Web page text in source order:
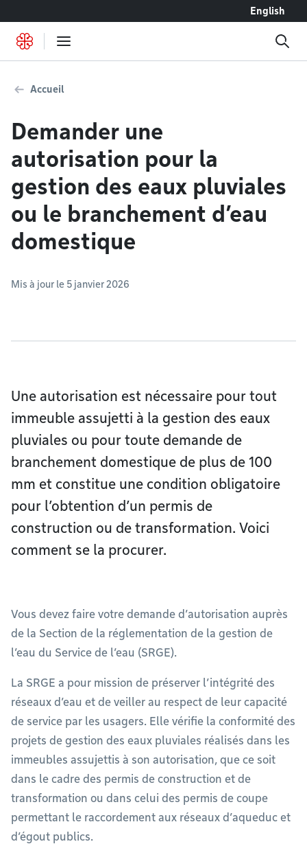
English
Accueil
Demander une
autorisation pour la
gestion des eaux pluviales
ou le branchement d’eau
domestique
Mis à jour le 5 janvier 2026
Une autorisation est nécessaire pour tout
immeuble assujetti à la gestion des eaux
pluviales ou pour toute demande de
branchement domestique de plus de 100
mm et constitue une condition obligatoire
pour l’obtention d’un permis de
construction ou de transformation. Voici
comment se la procurer.
Vous devez faire votre demande d’autorisation auprès
de la Section de la réglementation de la gestion de
l’eau du Service de l’eau (SRGE).
La SRGE a pour mission de préserver l’intégrité des
réseaux d’eau et de veiller au respect de leur capacité
de service par les usagers. Elle vérifie la conformité des
projets de gestion des eaux pluviales réalisés dans les
immeubles assujettis à son autorisation, que ce soit
dans le cadre des permis de construction et de
transformation ou dans celui des permis de coupe
permettant le raccordement aux réseaux d’aqueduc et
d’égout publics.